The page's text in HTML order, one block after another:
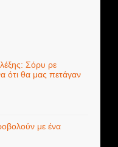
Σόρυ ρε
ότι θα μας πετάγαν
με ένα